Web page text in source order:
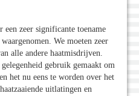
een zeer significante toename
We moeten zeer
alle andere haatmisdrijven.
gebruik gemaakt om
het nu eens te worden over het
uitlatingen en